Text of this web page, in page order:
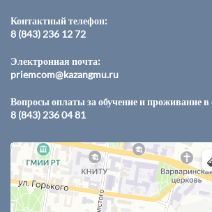
Контактный телефон:
8 (843) 236 12 72
Электронная почта:
priemcom@kazangmu.ru
Вопросы оплаты за обучение и проживание
8 (843) 236 04 81